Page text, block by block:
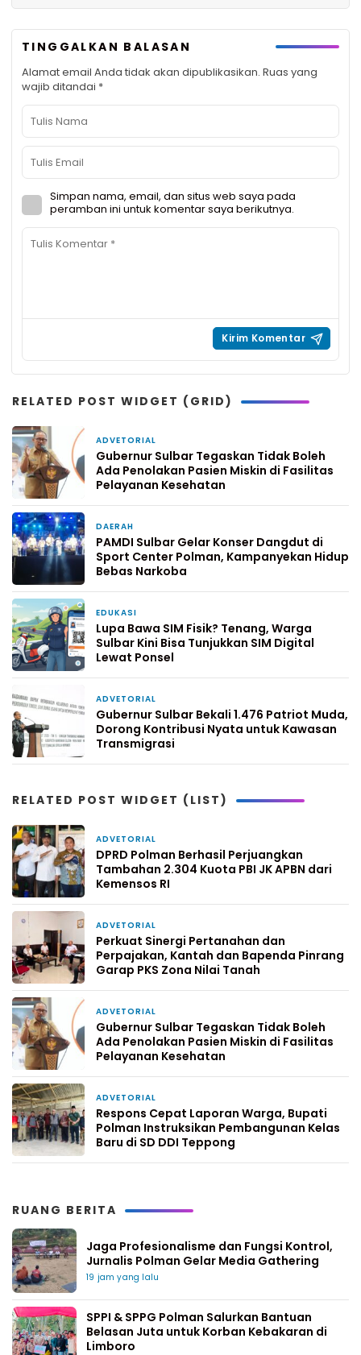
TINGGALKAN BALASAN
Alamat email Anda tidak akan dipublikasikan. Ruas yang
wajib ditandai *
Simpan nama, email, dan situs web saya pada
peramban ini untuk komentar saya berikutnya.
RELATED POST WIDGET (GRID)
ADVETORIAL
Gubernur Sulbar Tegaskan Tidak Boleh
Ada Penolakan Pasien Miskin di Fasilitas
Pelayanan Kesehatan
DAERAH
PAMDI Sulbar Gelar Konser Dangdut di
Sport Center Polman, Kampanyekan Hidup
Bebas Narkoba
EDUKASI
Lupa Bawa SIM Fisik? Tenang, Warga
Sulbar Kini Bisa Tunjukkan SIM Digital
Lewat Ponsel
ADVETORIAL
Gubernur Sulbar Bekali 1.476 Patriot Muda,
Dorong Kontribusi Nyata untuk Kawasan
Transmigrasi
RELATED POST WIDGET (LIST)
ADVETORIAL
DPRD Polman Berhasil Perjuangkan
Tambahan 2.304 Kuota PBI JK APBN dari
Kemensos RI
ADVETORIAL
Perkuat Sinergi Pertanahan dan
Perpajakan, Kantah dan Bapenda Pinrang
Garap PKS Zona Nilai Tanah
ADVETORIAL
Gubernur Sulbar Tegaskan Tidak Boleh
Ada Penolakan Pasien Miskin di Fasilitas
Pelayanan Kesehatan
ADVETORIAL
Respons Cepat Laporan Warga, Bupati
Polman Instruksikan Pembangunan Kelas
Baru di SD DDI Teppong
RUANG BERITA
Jaga Profesionalisme dan Fungsi Kontrol,
Jurnalis Polman Gelar Media Gathering
19 jam yang lalu
SPPI & SPPG Polman Salurkan Bantuan
Belasan Juta untuk Korban Kebakaran di
Limboro